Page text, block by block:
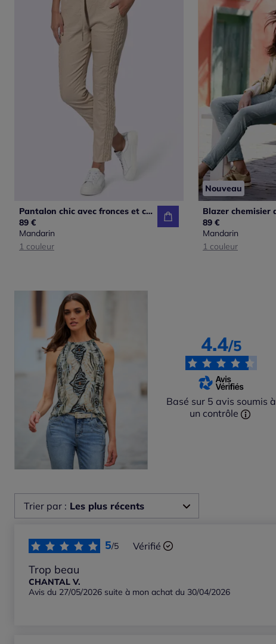
Pantalon chic avec fronces et ceinture ajustable
89 €
Mandarin
1 couleur
Nouveau
89 €
Mandarin
1 couleur
4.4/5
Basé sur 5 avis soumis à
un contrôle
Trier par : Les plus récents
Les plus anciens
5/5 Vérifié
Trop beau
CHANTAL V.
Avis du 27/05/2026 suite à mon achat du 30/04/2026